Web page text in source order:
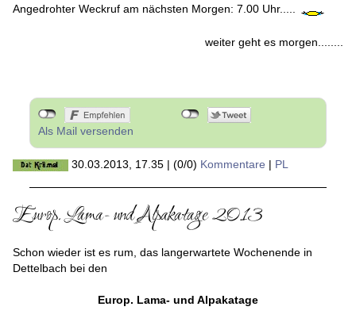
Angedrohter Weckruf am nächsten Morgen: 7.00 Uhr.....
weiter geht es morgen........
Als Mail versenden
30.03.2013, 17.35 | (0/0) Kommentare | PL
Europ. Lama- und Alpakatage 2013
Schon wieder ist es rum, das langerwartete Wochenende in
Dettelbach bei den
Europ. Lama- und Alpakatage